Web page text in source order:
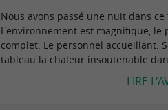
Nous avons passé une nuit dans ce
L'environnement est magnifique, le
complet. Le personnel accueillant.
tableau la chaleur insoutenable
LIRE